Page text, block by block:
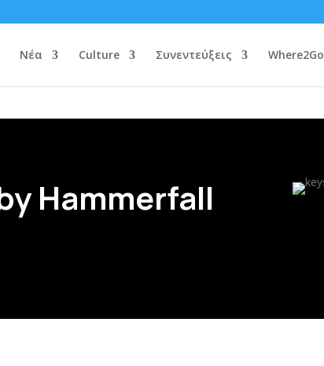
Νέα Culture Συνεντεύξεις Where2Go
Hammerfall